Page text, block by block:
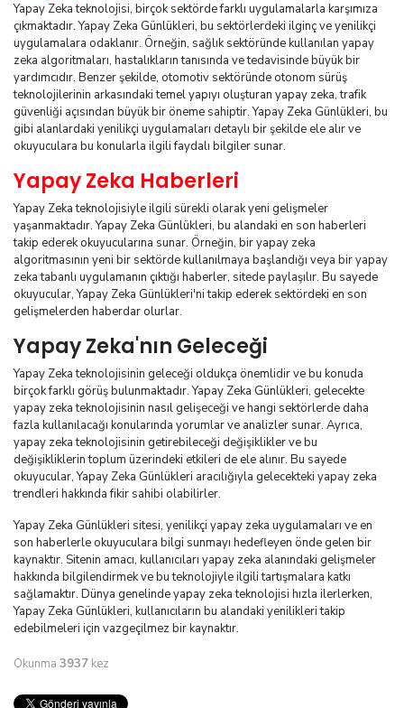
Yapay Zeka teknolojisi, birçok sektörde farklı uygulamalarla karşımıza
çıkmaktadır. Yapay Zeka Günlükleri, bu sektörlerdeki ilginç ve yenilikçi
uygulamalara odaklanır. Örneğin, sağlık sektöründe kullanılan yapay
zeka algoritmaları, hastalıkların tanısında ve tedavisinde büyük bir
yardımcıdır. Benzer şekilde, otomotiv sektöründe otonom sürüş
teknolojilerinin arkasındaki temel yapıyı oluşturan yapay zeka, trafik
güvenliği açısından büyük bir öneme sahiptir. Yapay Zeka Günlükleri, bu
gibi alanlardaki yenilikçi uygulamaları detaylı bir şekilde ele alır ve
okuyuculara bu konularla ilgili faydalı bilgiler sunar.
Yapay Zeka Haberleri
Yapay Zeka teknolojisiyle ilgili sürekli olarak yeni gelişmeler
yaşanmaktadır. Yapay Zeka Günlükleri, bu alandaki en son haberleri
takip ederek okuyucularına sunar. Örneğin, bir yapay zeka
algoritmasının yeni bir sektörde kullanılmaya başlandığı veya bir yapay
zeka tabanlı uygulamanın çıktığı haberler, sitede paylaşılır. Bu sayede
okuyucular, Yapay Zeka Günlükleri'ni takip ederek sektördeki en son
gelişmelerden haberdar olurlar.
Yapay Zeka'nın Geleceği
Yapay Zeka teknolojisinin geleceği oldukça önemlidir ve bu konuda
birçok farklı görüş bulunmaktadır. Yapay Zeka Günlükleri, gelecekte
yapay zeka teknolojisinin nasıl gelişeceği ve hangi sektörlerde daha
fazla kullanılacağı konularında yorumlar ve analizler sunar. Ayrıca,
yapay zeka teknolojisinin getirebileceği değişiklikler ve bu
değişikliklerin toplum üzerindeki etkileri de ele alınır. Bu sayede
okuyucular, Yapay Zeka Günlükleri aracılığıyla gelecekteki yapay zeka
trendleri hakkında fikir sahibi olabilirler.
Yapay Zeka Günlükleri sitesi, yenilikçi yapay zeka uygulamaları ve en
son haberlerle okuyuculara bilgi sunmayı hedefleyen önde gelen bir
kaynaktır. Sitenin amacı, kullanıcıları yapay zeka alanındaki gelişmeler
hakkında bilgilendirmek ve bu teknolojiyle ilgili tartışmalara katkı
sağlamaktır. Dünya genelinde yapay zeka teknolojisi hızla ilerlerken,
Yapay Zeka Günlükleri, kullanıcıların bu alandaki yenilikleri takip
edebilmeleri için vazgeçilmez bir kaynaktır.
Okunma 3937 kez